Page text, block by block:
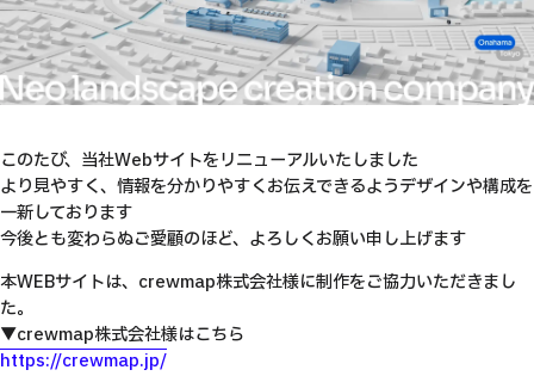
このたび、当社Webサイトをリニューアルいたしました
より見やすく、情報を分かりやすくお伝えできるようデザインや構成を
一新しております
今後とも変わらぬご愛顧のほど、よろしくお願い申し上げます
本WEBサイトは、crewmap株式会社様に制作をご協力いただきまし
た。
▼crewmap株式会社様はこちら
https://crewmap.jp/